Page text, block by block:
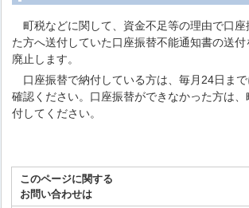
町税などに関して、資金不足等の理由で口座
た方へ送付していた口座振替不能通知書の送
廃止します。
口座振替で納付している方は、毎月24日ま
確認ください。口座振替ができなかった方は
付してください。
このページに関する
お問い合わせは